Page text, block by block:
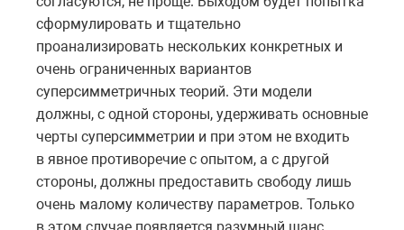
сформулировать и тщательно
проанализировать нескольких конкретных и
очень ограниченных вариантов
суперсимметричных теорий. Эти модели
должны, с одной стороны, удерживать основные
черты суперсимметрии и при этом не входить
в явное противоречие с опытом, а с другой
стороны, должны предоставить свободу лишь
очень малому количеству параметров. Только